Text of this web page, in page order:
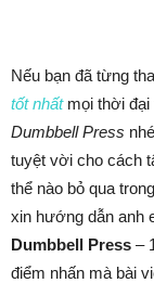
Nếu bạn đã từng
tốt nhấtmọi thời đại
Dumbbell Press
tuyệt vời cho cách
thể nào bỏ qua
xin hướng dẫn anh
Dumbbell Press –
điểm nhấn mà bài